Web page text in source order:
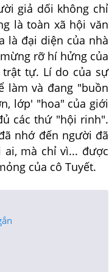
giả dối không chỉ
là toàn xã hội văn
là đại diện của nhà
rỡ hí hửng của
tự. Lí do của sự
làm và đang "buồn
lớp' "hoa" của giới
các thứ "hội rinh".
nhớ đến người đã
mà chỉ vì... được
của cô Tuyết.